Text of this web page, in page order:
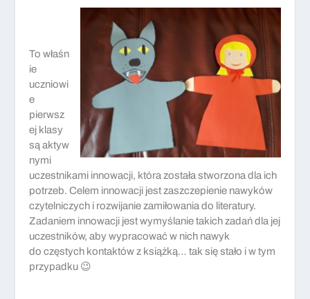
To właśn
ie
uczniowi
e
pierwsz
ej klasy
są aktyw
nymi
uczestnikami innowacji, która została stworzona dla ich
potrzeb. Celem innowacji jest zaszczepienie nawyków
czytelniczych i rozwijanie zamiłowania do literatury.
Zadaniem innowacji jest wymyślanie takich zadań dla jej
uczestników, aby wypracować w nich nawyk
do częstych kontaktów z książką… tak się stało i w tym
przypadku 😉